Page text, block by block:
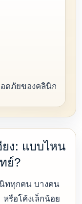
ดภัยของคลินิก
ยง: แบบไหน
ย์?
นิททุกคน บางคน
รือโค้งเล็กน้อย